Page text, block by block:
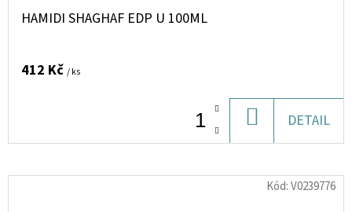
HAMIDI SHAGHAF EDP U 100ML
412 Kč / ks
KOŠÍKU
DETAIL
Kód:V0239776